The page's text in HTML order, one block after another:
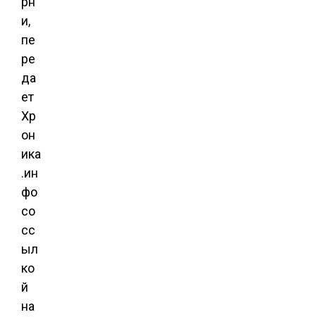
и,
пе
ре
да
ет
Хр
он
ика
.ин
фо
со
сс
ыл
ко
й
на